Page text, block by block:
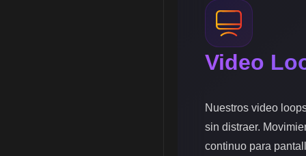
Video
Nuestros video
sin distraer.
continuo para